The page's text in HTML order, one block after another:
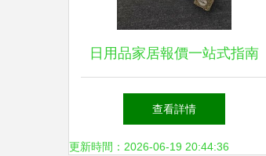
日用品家居報價一站式指南
如何尋找優質廠家并獲取最優
價格
查看詳情
更新時間：2026-06-19 20:44:36